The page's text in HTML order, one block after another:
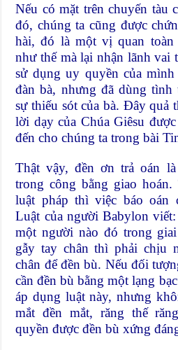
Nếu có mặt trên chuyến tàu
đó, chúng ta cũng được
hài, đó là một vị quan
như thế mà lại nhận lãnh vai
sử dụng uy quyền của
đàn bà, nhưng đã dùng
sự thiếu sót của bà. Đây quả
lời dạy của Chúa Giêsu
đến cho chúng ta trong bài
Thật vậy, đền ơn trả oán
trong công bằng giao
luật pháp thì việc báo oán
Luật của người Babylon
một người nào đó trong
gẫy tay chân thì phải chịu
chân để đền bù. Nếu đối
cần đền bù bằng một lạng
áp dụng luật này, nhưng
mắt đền mắt, răng thế
quyền được đền bù xứng